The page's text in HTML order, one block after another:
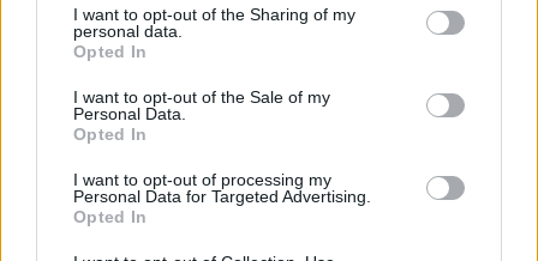
not limited to your visit or usage behaviour. You may click to
grant or deny consent to Google and its third-party tags to
use your data for below specified purposes in below Google
consent section.
I want to opt-out of the Sharing of my
personal data.
Opted In
I want to opt-out of the Sale of my
Personal Data.
Opted In
I want to opt-out of processing my
Personal Data for Targeted Advertising.
Opted In